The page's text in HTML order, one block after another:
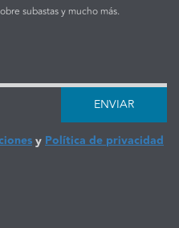
subastas y mucho más.
ENVIAR
yPolítica de privacidad